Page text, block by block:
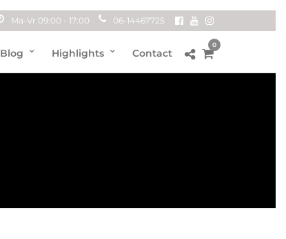
Ma-Vr 09:00 - 17:00 06-14467725
Blog Highlights Contact
0